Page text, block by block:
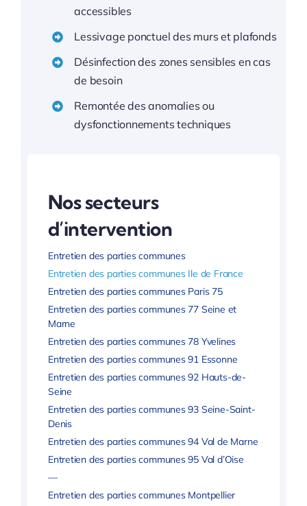
accessibles
Lessivage ponctuel des murs et plafonds
Désinfection des zones sensibles en cas
de besoin
Remontée des anomalies ou
dysfonctionnements techniques
Nos secteurs
d’intervention
Entretien des parties communes
Entretien des parties communes Ile de France
Entretien des parties communes Paris 75
Entretien des parties communes 77 Seine et
Marne
Entretien des parties communes 78 Yvelines
Entretien des parties communes 91 Essonne
Entretien des parties communes 92 Hauts-de-
Seine
Entretien des parties communes 93 Seine-Saint-
Denis
Entretien des parties communes 94 Val de Marne
Entretien des parties communes 95 Val d’Oise
—
Entretien des parties communes Montpellier